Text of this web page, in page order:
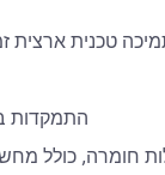
טכנית ארצית
התמקדות
חומרה, כולל